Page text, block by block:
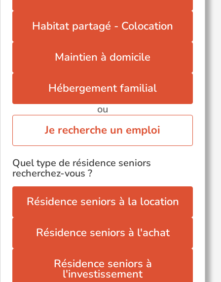
Habitat partagé - Colocation
Maintien à domicile
Hébergement familial
ou
Je recherche un emploi
Quel type de résidence seniors
recherchez-vous ?
Résidence seniors à la location
Résidence seniors à l'achat
Résidence seniors à
l'investissement